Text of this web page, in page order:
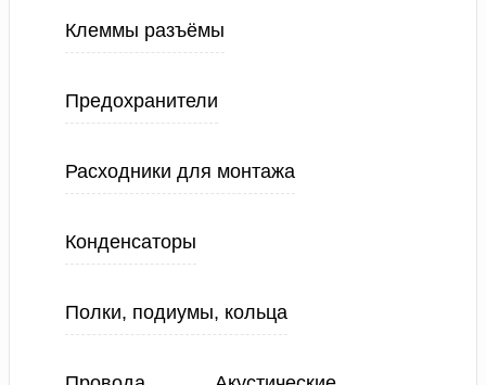
Клеммы разъёмы
Предохранители
Расходники для монтажа
Конденсаторы
Полки, подиумы, кольца